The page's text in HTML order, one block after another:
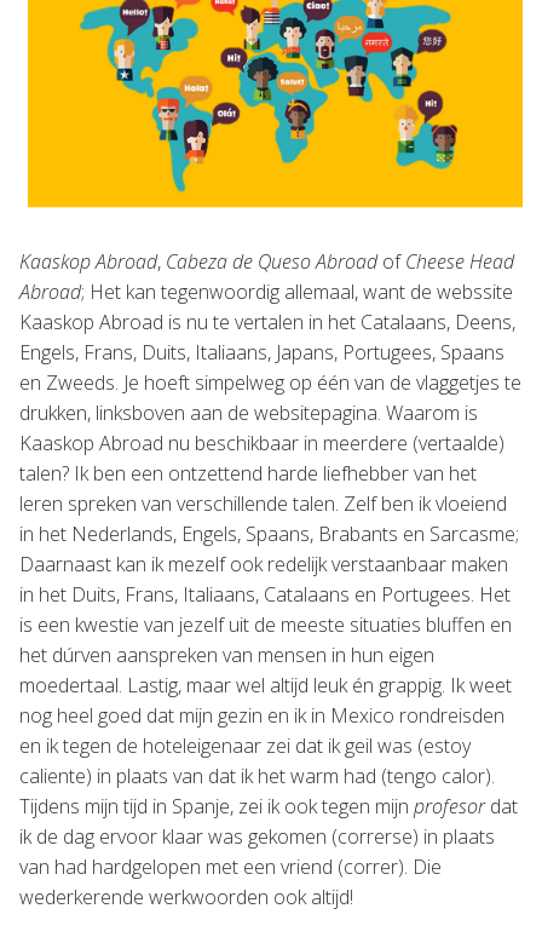
Kaaskop Abroad, Cabeza de Queso AbroadofCheese Head
Abroad; Het kan tegenwoordig allemaal, want de webssite
Kaaskop Abroad is nu te vertalen in het Catalaans, Deens,
Engels, Frans, Duits, Italiaans, Japans, Portugees, Spaans
en Zweeds. Je hoeft simpelweg op één van de vlaggetjes te
drukken, linksboven aan de websitepagina. Waarom is
Kaaskop Abroad nu beschikbaar in meerdere (vertaalde)
talen? Ik ben een ontzettend harde liefhebber van het
leren spreken van verschillende talen. Zelf ben ik vloeiend
in het Nederlands, Engels, Spaans, Brabants en Sarcasme;
Daarnaast kan ik mezelf ook redelijk verstaanbaar maken
in het Duits, Frans, Italiaans, Catalaans en Portugees. Het
is een kwestie van jezelf uit de meeste situaties bluffen en
het dúrven aanspreken van mensen in hun eigen
moedertaal. Lastig, maar wel altijd leuk én grappig. Ik weet
nog heel goed dat mijn gezin en ik in Mexico rondreisden
en ik tegen de hoteleigenaar zei dat ik geil was (estoy
caliente) in plaats van dat ik het warm had (tengo calor).
Tijdens mijn tijd in Spanje, zei ik ook tegen mijn profesordat
ik de dag ervoor klaar was gekomen (correrse) in plaats
van had hardgelopen met een vriend (correr). Die
wederkerende werkwoorden ook altijd!